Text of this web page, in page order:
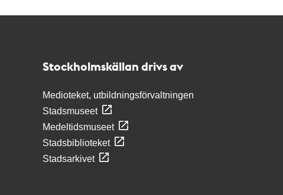
Stockholmskällan drivs av
Medioteket, utbildningsförvaltningen
Stadsmuseet
Medeltidsmuseet
Stadsbiblioteket
Stadsarkivet